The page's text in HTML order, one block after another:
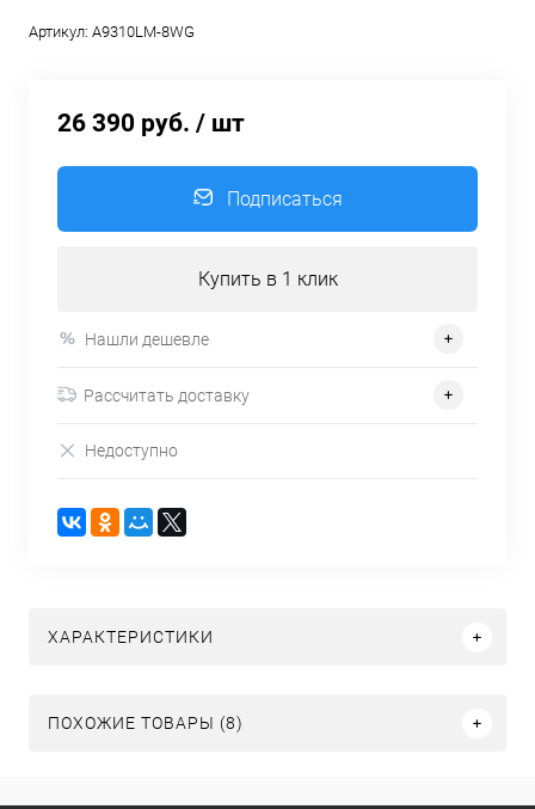
Артикул: A9310LM-8WG
26 390 руб. / шт
Подписаться
Купить в 1 клик
Нашли дешевле
Рассчитать доставку
Недоступно
ХАРАКТЕРИСТИКИ
ПОХОЖИЕ ТОВАРЫ (8)